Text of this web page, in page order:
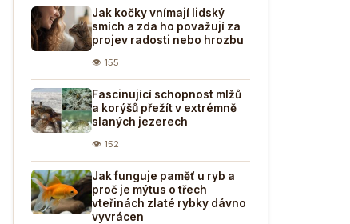
Jak kočky vnímají lidský
smích a zda ho považují za
projev radosti nebo hrozbu
👁 155
Fascinující schopnost mlžů
a korýšů přežít v extrémně
slaných jezerech
👁 152
Jak funguje paměť u ryb a
proč je mýtus o třech
vteřinách zlaté rybky dávno
vyvrácen